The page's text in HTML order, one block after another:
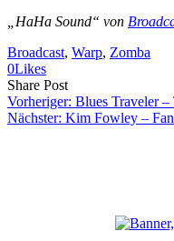
„HaHa Sound“ von
Broadcast, Warp, Zomba
0Likes
Share PostShare
on
Facebook
Copy
URL
to
Send
Link
via
Vorheriger: Blues Traveler
Nächster: Kim Fowley –